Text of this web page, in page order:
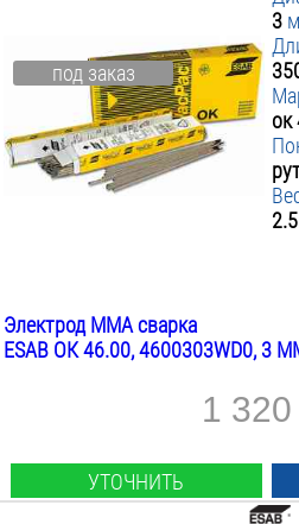
под заказ
3
ок
2.5
Электрод MMA сварка
ESAB ОК 46.00, 4600303WD0, 3
1 320
УТОЧНИТЬ